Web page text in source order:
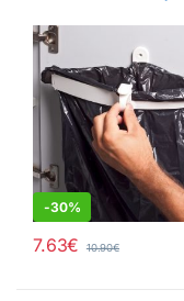
-30%
7.63€ 10.90€